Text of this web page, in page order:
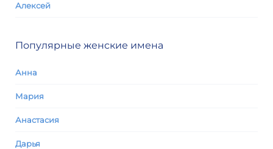
Алексей
Популярные женские имена
Анна
Мария
Анастасия
Дарья